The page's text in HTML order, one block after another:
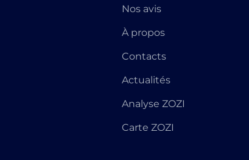
Nos avis
À propos
Contacts
Actualités
Analyse ZOZI
Carte ZOZI